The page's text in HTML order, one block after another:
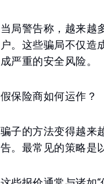
当局警告称，越来越
户。这些骗局不仅造
成严重的安全风险。
假保险商如何运作？
骗子的方法变得越来
告。最常见的策略是